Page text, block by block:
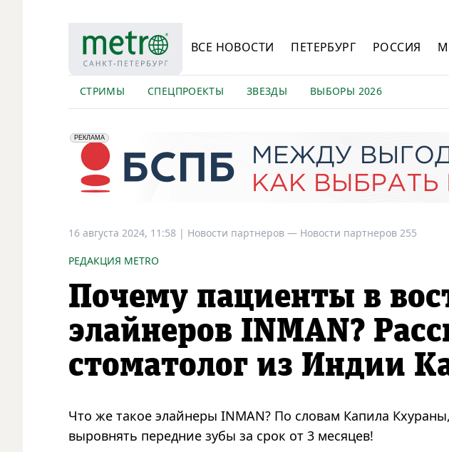
ВСЕ НОВОСТИ ПЕТЕРБУРГ РОССИЯ
СТРИМЫ СПЕЦПРОЕКТЫ ЗВЕЗДЫ ВЫБОРЫ 2026
erid: 2VfnxyFybV5
РЕКЛАМА
ПАО "Банк "Санкт-Петербург", ИНН: 7831000027
16 августа 2024, 11:58 | Новости партнеров — Новости партнеров 255
РЕДАКЦИЯ METRO
Почему пациенты в
элайнеров INMAN?
стоматолог из Индии
Что же такое элайнеры INMAN? По словам Капила
выровнять передние зубы за срок от 3 месяцев!